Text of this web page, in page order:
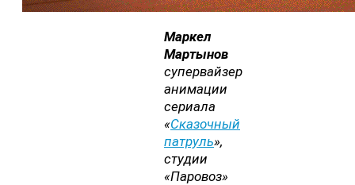
Маркел
Мартынов
супервайзер
анимации
сериала
«Сказочный
патруль»,
студии
«Паровоз»